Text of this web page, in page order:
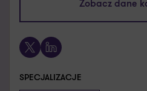
Zobacz dane
X LinkedIn
SPECJALIZACJE